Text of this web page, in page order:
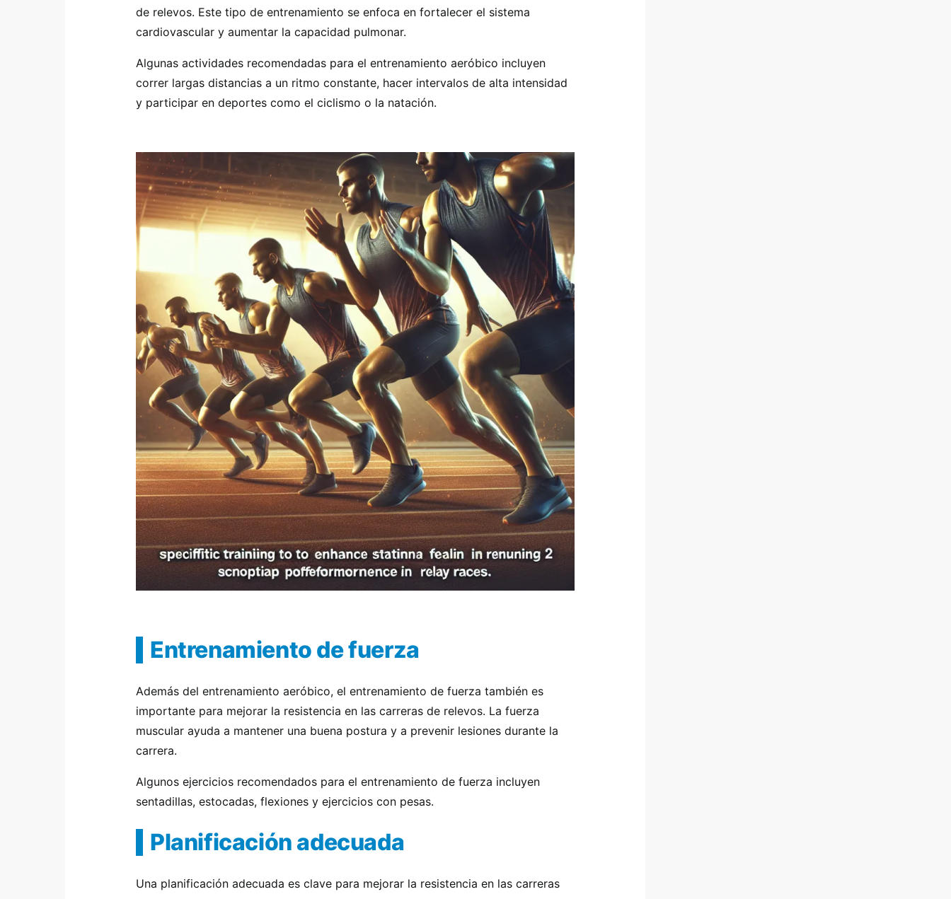
de relevos. Este tipo de entrenamiento se enfoca en fortalecer el sistema
cardiovascular y aumentar la capacidad pulmonar.
Algunas actividades recomendadas para el entrenamiento aeróbico incluyen
correr largas distancias a un ritmo constante, hacer intervalos de alta intensidad
y participar en deportes como el ciclismo o la natación.
Entrenamiento de fuerza
Además del entrenamiento aeróbico, el entrenamiento de fuerza también es
importante para mejorar la resistencia en las carreras de relevos. La fuerza
muscular ayuda a mantener una buena postura y a prevenir lesiones durante la
carrera.
Algunos ejercicios recomendados para el entrenamiento de fuerza incluyen
sentadillas, estocadas, flexiones y ejercicios con pesas.
Planificación adecuada
Una planificación adecuada es clave para mejorar la resistencia en las carreras